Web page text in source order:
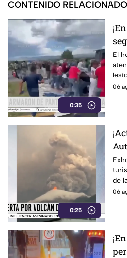
CONTENIDO RELACIONADO
0:35
de
El
06
0:25
de
06